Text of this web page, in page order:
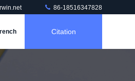
86-18516347828
Citation